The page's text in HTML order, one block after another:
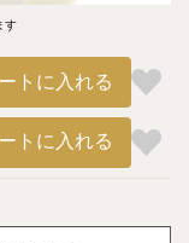
す
トに入れる
トに入れる